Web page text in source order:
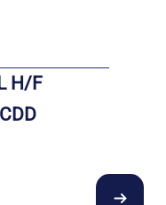
H/F